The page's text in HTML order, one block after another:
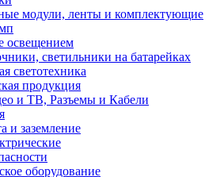
модули, ленты и комплектующие
освещением
светильники на батарейках
светотехника
продукция
и ТВ, Разъемы и Кабели
и заземление
оборудование